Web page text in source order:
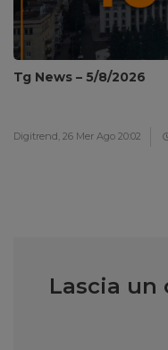
Tg News – 5/8/2026
Digitrend, 26 Mer Ago 20:02
Lascia un